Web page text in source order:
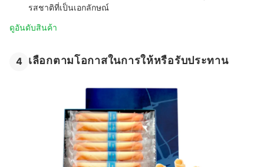
รสชาติที่เป็นเอกลักษณ์
ดูอันดับสินค้า
4 เลือกตามโอกาสในการให้หรือรับประทาน